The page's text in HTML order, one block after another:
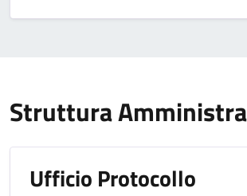
Struttura
Ufficio Protocollo